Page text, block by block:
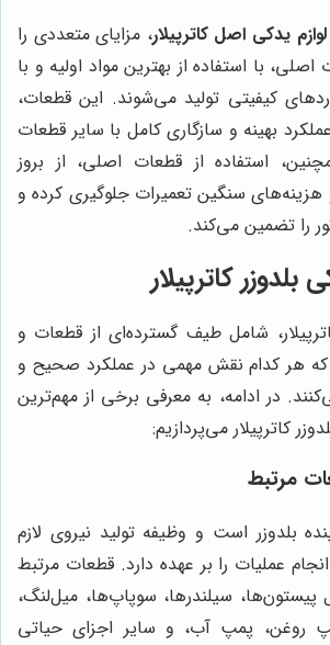
لوازم یدکی اصل کاترپیلار، مزایای متعددی را
با استفاده از بهترین مواد اولیه و با
کیفیتی تولید می‌شوند. این قطعات،
بهینه و سازگاری کامل با سایر قطعات
استفاده از قطعات اصلی، از بروز
هزینه‌های سنگین تعمیرات جلوگیری کرده و
را تضمین می‌کند.
بلدوزر کاترپیلار
شامل طیف گسترده‌ای از قطعات و
هر کدام نقش مهمی در عملکرد صحیح و
در ادامه، به معرفی برخی از مهم‌ترین
کاترپیلار می‌پردازیم:
مرتبط
بلدوزر است و وظیفه تولید نیروی لازم
عملیات را بر عهده دارد. قطعات مرتبط
پیستون‌ها، سیلندرها، سوپاپ‌ها، میل‌لنگ،
روغن، پمپ آب، و سایر اجزای حیاتی